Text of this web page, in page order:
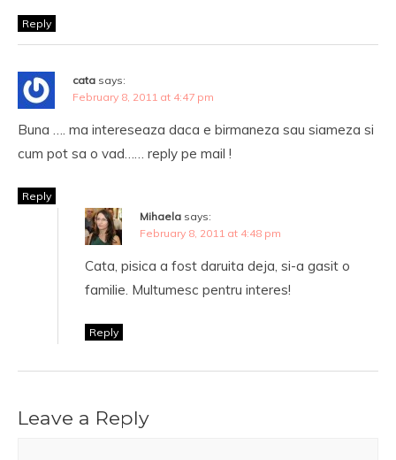
Reply
cata says:
February 8, 2011 at 4:47 pm
Buna …. ma intereseaza daca e birmaneza sau siameza si
cum pot sa o vad…… reply pe mail !
Reply
Mihaela says:
February 8, 2011 at 4:48 pm
Cata, pisica a fost daruita deja, si-a gasit o
familie. Multumesc pentru interes!
Reply
Leave a Reply